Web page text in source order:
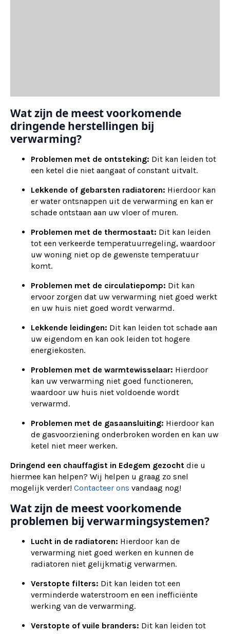
Wat zijn de meest voorkomende
dringende herstellingen bij
verwarming?
Problemen met de ontsteking: Dit kan leiden tot
een ketel die niet aangaat of constant uitvalt.
Lekkende of gebarsten radiatoren: Hierdoor kan
er water ontsnappen uit de verwarming en kan er
schade ontstaan aan uw vloer of muren.
Problemen met de thermostaat: Dit kan leiden
tot een verkeerde temperatuurregeling, waardoor
uw woning niet op de gewenste temperatuur
komt.
Problemen met de circulatiepomp: Dit kan
ervoor zorgen dat uw verwarming niet goed werkt
en uw huis niet goed wordt verwarmd.
Lekkende leidingen: Dit kan leiden tot schade aan
uw eigendom en kan ook leiden tot hogere
energiekosten.
Problemen met de warmtewisselaar: Hierdoor
kan uw verwarming niet goed functioneren,
waardoor uw huis niet voldoende wordt
verwarmd.
Problemen met de gasaansluiting: Hierdoor kan
de gasvoorziening onderbroken worden en kan uw
ketel niet meer werken.
Dringend een chauffagist in Edegem gezocht die u
hiermee kan helpen? Wij helpen u graag zo snel
mogelijk verder! Contacteer ons vandaag nog!
Wat zijn de meest voorkomende
problemen bij verwarmingsystemen?
Lucht in de radiatoren: Hierdoor kan de
verwarming niet goed werken en kunnen de
radiatoren niet gelijkmatig verwarmen.
Verstopte filters: Dit kan leiden tot een
verminderde waterstroom en een inefficiënte
werking van de verwarming.
Verstopte of vuile branders: Dit kan leiden tot